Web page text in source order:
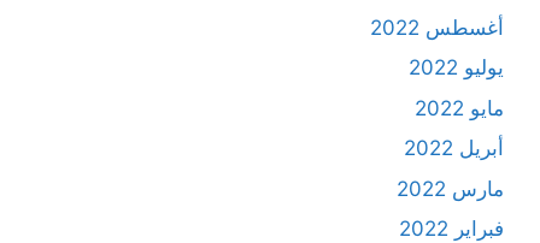
أغسطس 2022
يوليو 2022
مايو 2022
أبريل 2022
مارس 2022
فبراير 2022